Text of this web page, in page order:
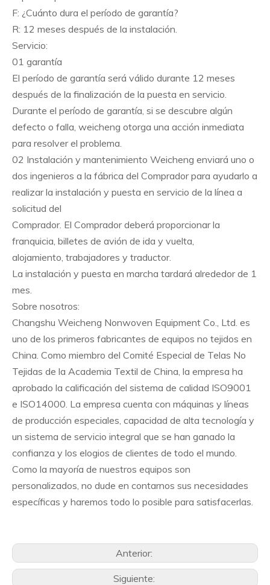
F: ¿Cuánto dura el período de garantía?
R: 12 meses después de la instalación.
Servicio:
01 garantía
El período de garantía será válido durante 12 meses
después de la finalización de la puesta en servicio.
Durante el período de garantía, si se descubre algún
defecto o falla, weicheng otorga una acción inmediata
para resolver el problema.
02 Instalación y mantenimiento Weicheng enviará uno o
dos ingenieros a la fábrica del Comprador para ayudarlo a
realizar la instalación y puesta en servicio de la línea a
solicitud del
Comprador. El Comprador deberá proporcionar la
franquicia, billetes de avión de ida y vuelta,
alojamiento, trabajadores y traductor.
La instalación y puesta en marcha tardará alrededor de 1
mes.
Sobre nosotros:
Changshu Weicheng Nonwoven Equipment Co., Ltd. es
uno de los primeros fabricantes de equipos no tejidos en
China. Como miembro del Comité Especial de Telas No
Tejidas de la Academia Textil de China, la empresa ha
aprobado la calificación del sistema de calidad ISO9001
e ISO14000. La empresa cuenta con máquinas y líneas
de producción especiales, capacidad de alta tecnología y
un sistema de servicio integral que se han ganado la
confianza y los elogios de clientes de todo el mundo.
Como la mayoría de nuestros equipos son
personalizados, no dude en contarnos sus necesidades
específicas y haremos todo lo posible para satisfacerlas.
Anterior:
Siguiente: